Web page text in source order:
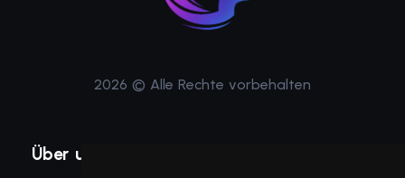
2026 © Alle Rechte vorbehalten
Über uns